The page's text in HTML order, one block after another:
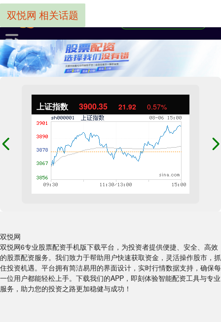
上证指数 3900.35 21.92 0.57%
双悦网
双悦网6专业股票配资手机版下载平台，为投资者提供便捷、安全、高效
的股票配资服务。我们致力于帮助用户快速获取资金，灵活操作股市，抓
住投资机遇。平台拥有简洁易用的界面设计，实时行情数据支持，确保每
一位用户都能轻松上手。下载我们的APP，即刻体验智能配资工具与专业
服务，助力您的投资之路更加稳健与成功！
双悦网 相关话题